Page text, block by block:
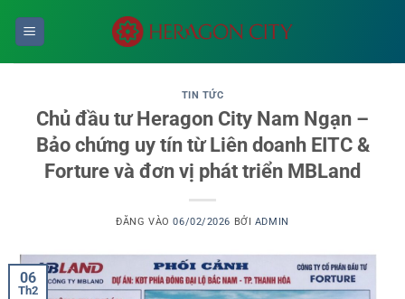
TIN TỨC
Chủ đầu tư Heragon City Nam Ngạn –
Bảo chứng uy tín từ Liên doanh EITC &
Forture và đơn vị phát triển MBLand
ĐĂNG VÀO06/02/2026 BỞI ADMIN
06
Th2